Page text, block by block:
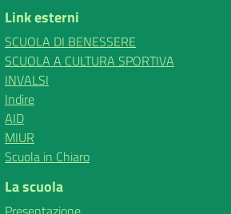
Link esterni
SCUOLA DI BENESSERE
SCUOLA A CULTURA SPORTIVA
INVALSI
Indire
AID
MIUR
Scuola in Chiaro
La scuola